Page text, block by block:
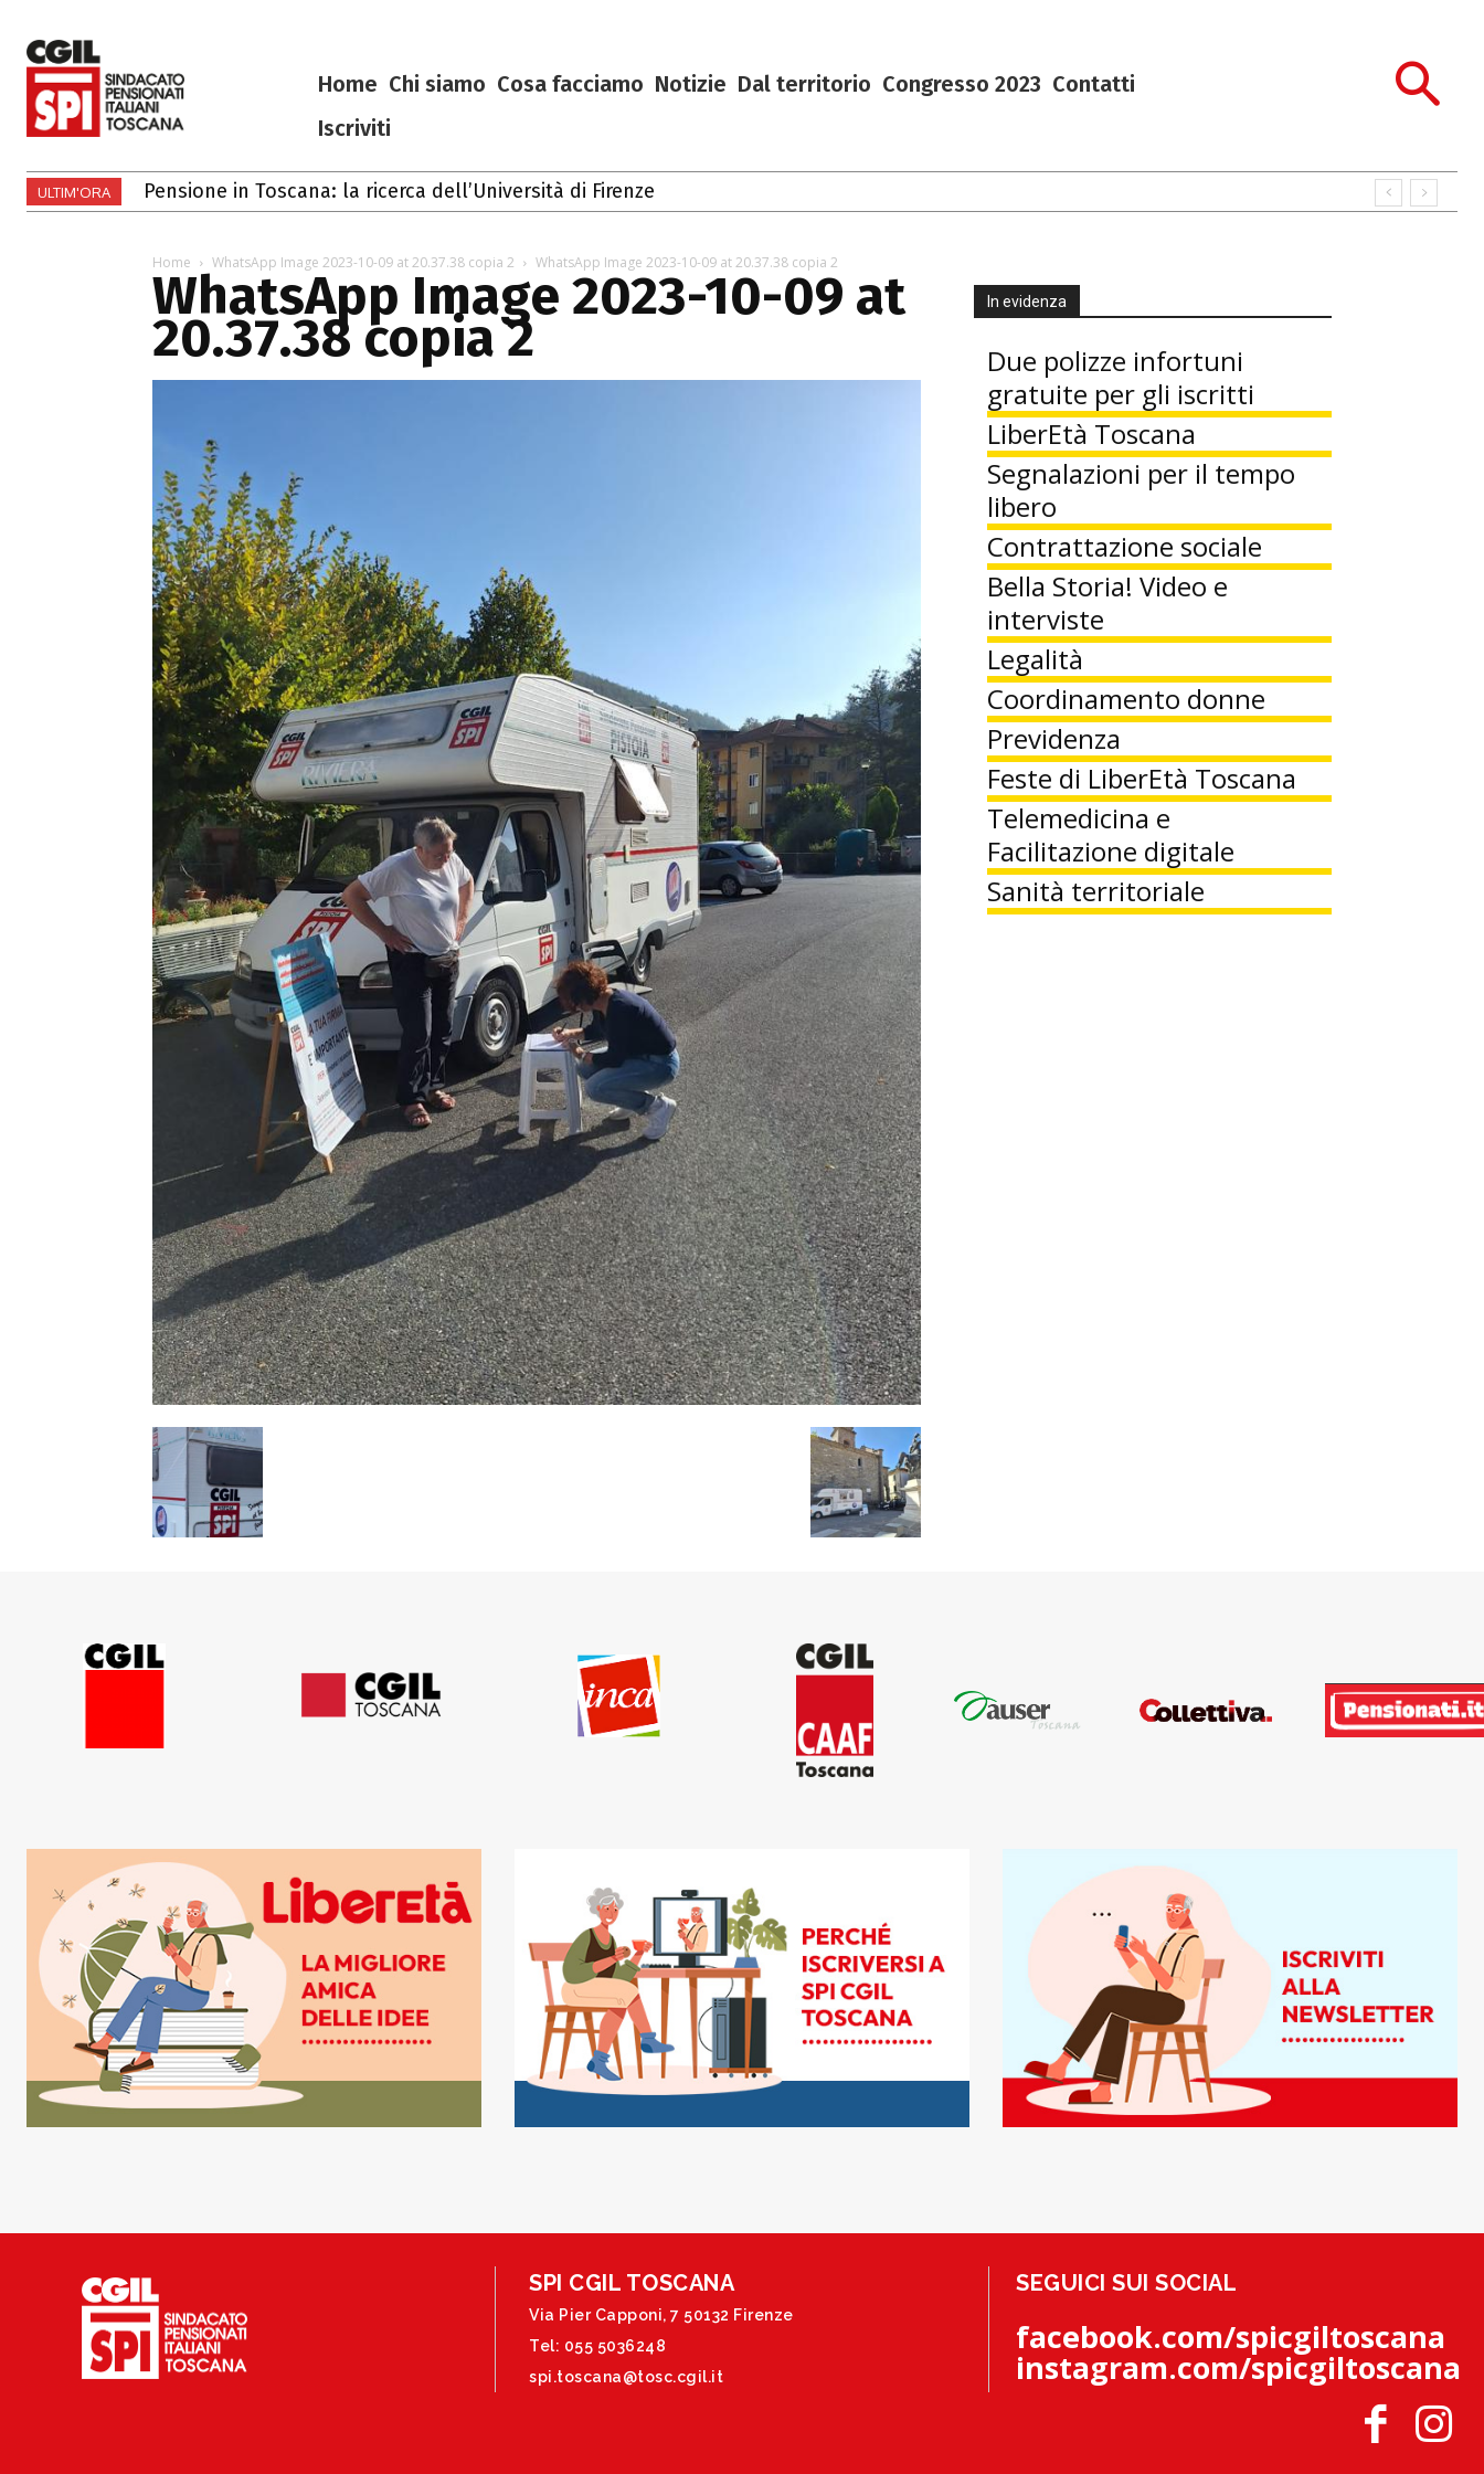
Home Chi siamo Cosa facciamo Notizie Dal territorio Congresso 2023 Contatti
Iscriviti
ULTIM'ORA Pensione in Toscana: la ricerca dell’Università di Firenze
Gli eventi di luglio e agosto 2026 in Toscana
Home WhatsApp Image 2023-10-09 at 20.37.38 copia 2 WhatsApp Image 2023-10-09 at 20.37.38 copia 2
WhatsApp Image 2023-10-09 at
20.37.38 copia 2
In evidenza
Due polizze infortuni
gratuite per gli iscritti
LiberEtà Toscana
Segnalazioni per il tempo
libero
Contrattazione sociale
Bella Storia! Video e
interviste
Legalità
Coordinamento donne
Previdenza
Feste di LiberEtà Toscana
Telemedicina e
Facilitazione digitale
Sanità territoriale
SPI CGIL TOSCANA
Via Pier Capponi, 7 50132 Firenze
Tel: 055 5036248
spi.toscana@tosc.cgil.it
SEGUICI SUI SOCIAL
facebook.com/spicgiltoscana
instagram.com/spicgiltoscana